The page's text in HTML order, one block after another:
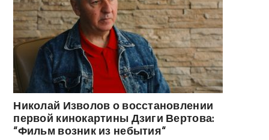
Николай Изволов о восстановлении
первой кинокартины Дзиги Вертова:
“Фильм возник из небытия“